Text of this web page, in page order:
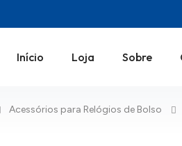
Início Loja Sobre
Acessórios para Relógios de Bolso